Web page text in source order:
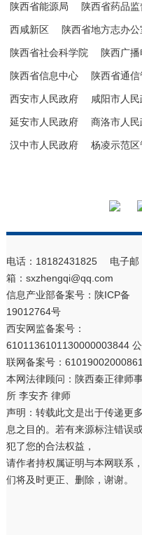
陕西省能源局 陕西省药品
西咸新区 陕西省地方志办公
陕西省社会科学院 陕西广
陕西省信息中心 陕西省通
西安市人民政府 咸阳市人
延安市人民政府 商洛市人民
汉中市人民政府 杨凌示范区
电话：18182431825 电子邮
箱：sxzhengqi@qq.com
信息产业部备案号： 陕ICP备
19012764号
西安网监备案号：
6101136101130000003844
联网备案号：61019002000861
本网法律顾问：陕西秦正律师
所 李安齐 律师
声明：转载此文是出于传递更
息之目的。若有来源标注错误
犯了您的合法权益，
请作者持权属证明与本网联系
们将及时更正、删除，谢谢。